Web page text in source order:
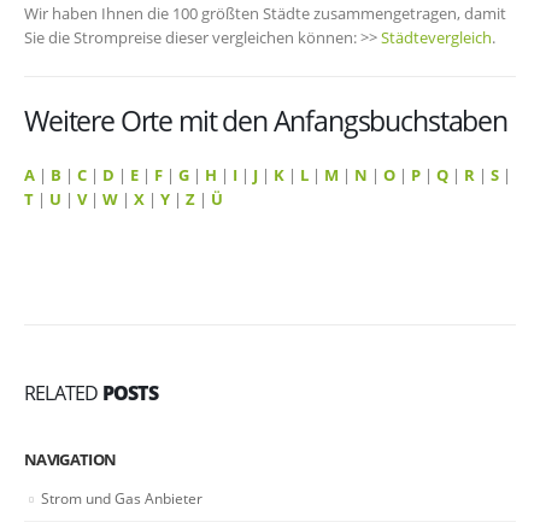
Wir haben Ihnen die 100 größten Städte zusammengetragen, damit
Sie die Strompreise dieser vergleichen können: >>Städtevergleich.
Weitere Orte mit den Anfangsbuchstaben
A | B | C | D | E | F | G | H | I | J | K | L | M | N | O | P | Q | R | S |
T | U | V| W | X | Y | Z | Ü
RELATED POSTS
NAVIGATION
Strom und Gas Anbieter